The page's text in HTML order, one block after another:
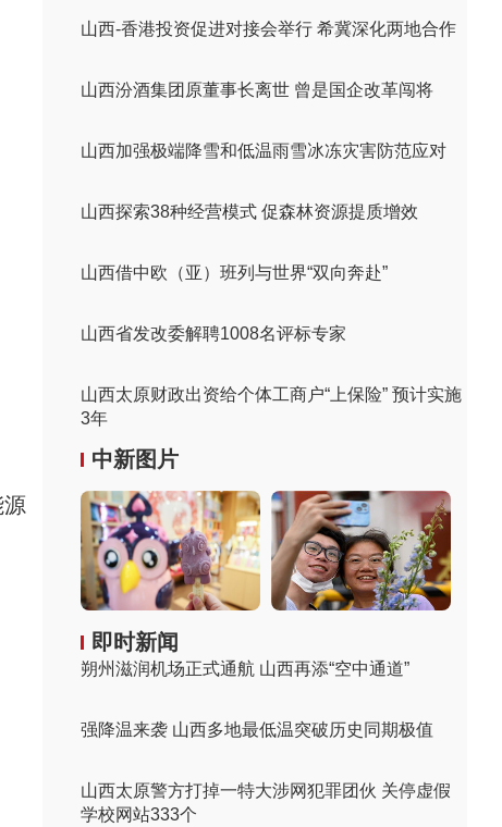
山西-香港投资促进对接会举行 希冀深化两地合作
山西汾酒集团原董事长离世 曾是国企改革闯将
山西加强极端降雪和低温雨雪冰冻灾害防范应对
山西探索38种经营模式 促森林资源提质增效
山西借中欧（亚）班列与世界“双向奔赴”
山西省发改委解聘1008名评标专家
山西太原财政出资给个体工商户“上保险” 预计实施
3年
中新图片
即时新闻
朔州滋润机场正式通航 山西再添“空中通道”
强降温来袭 山西多地最低温突破历史同期极值
山西太原警方打掉一特大涉网犯罪团伙 关停虚假
学校网站333个